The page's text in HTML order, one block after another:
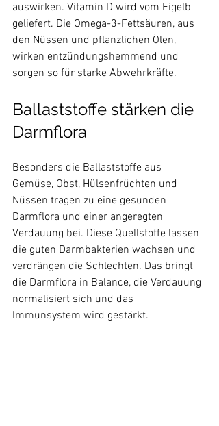
auswirken. Vitamin D wird vom Eigelb
geliefert. Die Omega-3-Fettsäuren, aus
den Nüssen und pflanzlichen Ölen,
wirken entzündungshemmend und
Ballaststoffe stärken die
Darmflora
Besonders die Ballaststoffe aus
Gemüse, Obst, Hülsenfrüchten und
Nüssen tragen zu eine gesunden
Darmflora und einer angeregten
Verdauung bei. Diese Quellstoffe lassen
die guten Darmbakterien wachsen und
verdrängen die Schlechten. Das bringt
die Darmflora in Balance, die Verdauung
normalisiert sich und das
Immunsystem wird gestärkt.